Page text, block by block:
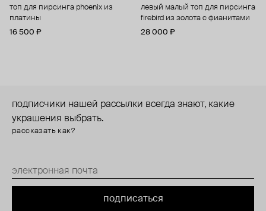
топ для пирсинга phoenix из
платины
16 500 ₽
левый малый топ для пирсинга
firebird из золота с фианитами
28 000 ₽
подписчики нашей рассылки всегда знают, какие
украшения выбрать.
рассказать как?
подписаться